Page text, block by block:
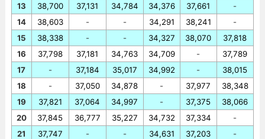
13
14
15
16
17
18
19
20
21
38,700
38,603
38,338
37,798
-
-
37,821
37,845
37,747
37,131
-
-
37,181
37,184
37,050
37,064
36,777
-
34,784
-
-
34,763
35,017
34,878
34,997
35,227
-
34,376
34,291
34,327
34,709
34,992
-
-
34,732
34,631
37,661
38,241
38,070
-
-
37,977
37,375
37,334
37,203
-
-
37,818
37,789
38,015
38,348
38,066
-
-